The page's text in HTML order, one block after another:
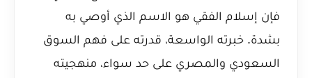
فإن إسلام الفقي هو الاسم الذي أوصي به
بشدة. خبرته الواسعة، قدرته على فهم السوق
السعودي والمصري على حد سواء، منهجيته